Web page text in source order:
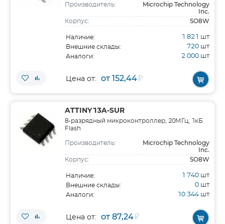
Производитель:
Microchip Technology
Inc.
Корпус: SO8W
Наличие: 1 821 шт
Внешние склады: 720 шт
Аналоги: 2 000 шт
Цена от: от 152,44₽
ATTINY13A-SUR
8-разрядный микроконтроллер, 20МГц, 1кБ
Flash
Производитель:
Microchip Technology
Inc.
Корпус: SO8W
Наличие: 1 740 шт
Внешние склады: 0 шт
Аналоги: 10 344 шт
Цена от: от 87,24₽